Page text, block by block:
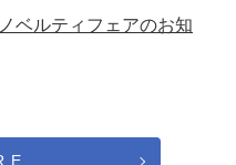
ベルティフェアのお知
E